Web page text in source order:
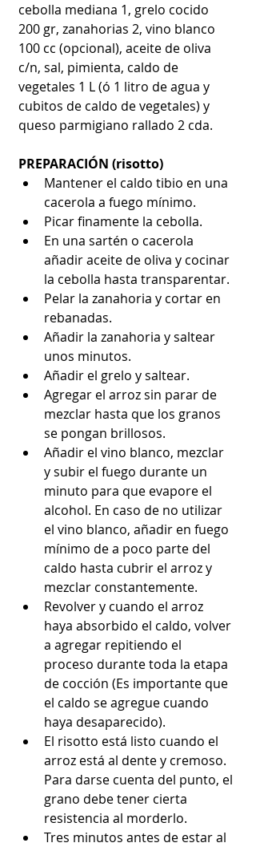
cebolla mediana 1, grelo cocido
200 gr, zanahorias 2, vino blanco
100 cc (opcional), aceite de oliva
c/n, sal, pimienta, caldo de
vegetales 1 L (ó 1 litro de agua y
cubitos de caldo de vegetales) y
queso parmigiano rallado 2 cda.
PREPARACIÓN (risotto)
Mantener el caldo tibio en una
cacerola a fuego mínimo.
Picar finamente la cebolla.
En una sartén o cacerola
añadir aceite de oliva y cocinar
la cebolla hasta transparentar.
Pelar la zanahoria y cortar en
rebanadas.
Añadir la zanahoria y saltear
unos minutos.
Añadir el grelo y saltear.
Agregar el arroz sin parar de
mezclar hasta que los granos
se pongan brillosos.
Añadir el vino blanco, mezclar
y subir el fuego durante un
minuto para que evapore el
alcohol. En caso de no utilizar
el vino blanco, añadir en fuego
mínimo de a poco parte del
caldo hasta cubrir el arroz y
mezclar constantemente.
Revolver y cuando el arroz
haya absorbido el caldo, volver
a agregar repitiendo el
proceso durante toda la etapa
de cocción (Es importante que
el caldo se agregue cuando
haya desaparecido).
El risotto está listo cuando el
arroz está al dente y cremoso.
Para darse cuenta del punto, el
grano debe tener cierta
resistencia al morderlo.
Tres minutos antes de estar al